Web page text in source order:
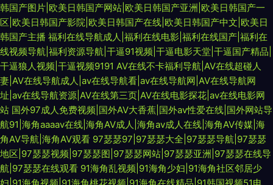
韩国产图片|欧美日韩国产网站|欧美日韩国产亚洲|欧美日韩国产一
区|欧美日韩国产影院|欧美日韩国产在线|欧美日韩国产中文|欧美日
韩国产主播 福利在线导航成人|福利在线电影|福利在线国产|福利在
线视频导航|福利资源导航|干逼91视频|干逼电影天堂|干逼国产精品|
干逼狼人视频|干逼视频9191 AV在线不卡福利导航|AV在线超碰人
妻|AV在线导航成人|av在线导航看|av在线导航网|AV在线导航网
址|av在线导航资源|AV在线第三页|AV在线电影探花|av在线电影网
站 国外97成人免费视频|国外AV大香蕉|国外av性爱在线|国外网站导
航91|海角aaaav在线|海角AV成人|海角av成人在线|海角AV传媒|海
角AV导航|海角AV观看 97瑟瑟97|97瑟瑟大全|97瑟瑟导航|97瑟瑟
地区|97瑟瑟视频|97瑟瑟图|97瑟瑟网站|97瑟瑟亚洲|97瑟瑟在线导
航|97瑟瑟在线观看 91海角乱视频|91海角少妇|91海角社区邻居少